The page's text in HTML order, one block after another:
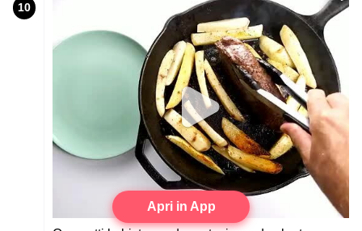
10
Apri in App